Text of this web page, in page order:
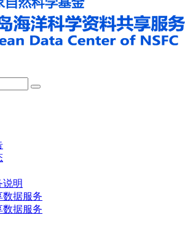
说明
数据服务
数据服务